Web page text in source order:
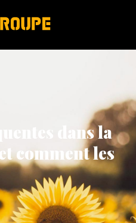
dans la
comment les